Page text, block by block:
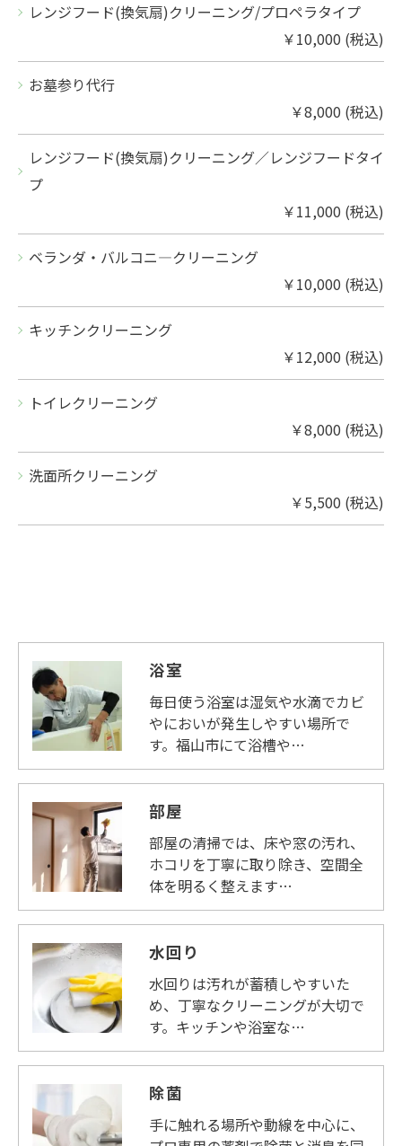
レンジフード(換気扇)クリーニング/プロペラタイプ
￥10,000 (税込)
お墓参り代行
￥8,000 (税込)
レンジフード(換気扇)クリーニング／レンジフードタイ
プ
￥11,000 (税込)
ベランダ・バルコニ―クリーニング
￥10,000 (税込)
キッチンクリーニング
￥12,000 (税込)
トイレクリーニング
￥8,000 (税込)
洗面所クリーニング
￥5,500 (税込)
浴室
毎日使う浴室は湿気や水滴でカビ
やにおいが発生しやすい場所で
す。福山市にて浴槽や…
部屋
部屋の清掃では、床や窓の汚れ、
ホコリを丁寧に取り除き、空間全
体を明るく整えます…
水回り
水回りは汚れが蓄積しやすいた
め、丁寧なクリーニングが大切で
す。キッチンや浴室な…
除菌
手に触れる場所や動線を中心に、